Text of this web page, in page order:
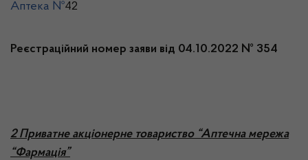
Аптека №42
Реєстраційний номер заяви від 04.10.2022 № 354
2 Приватне акціонерне товариство “Аптечна мережа
“Фармація”